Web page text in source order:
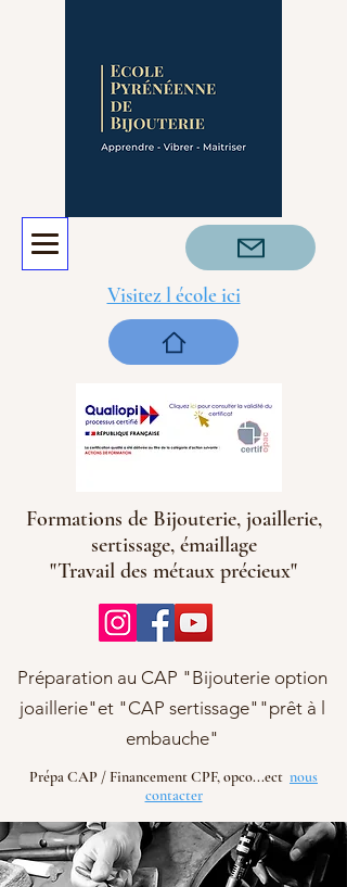
Formations de Bijouterie, joaillerie,
sertissage, émaillage
"Travail des métaux précieux"
Visitez l école ici
Préparation au CAP "Bijouterie option
joaillerie"et "CAP sertissage""prêt à l
embauche"
Prépa CAP / Financement CPF, opco...ect nous
contacter